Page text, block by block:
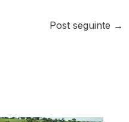
Post seguinte →